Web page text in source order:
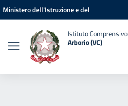
Vai ai contenuti
Vai al menu di navigazione
Vai al footer
Ministero dell'Istruzione e del
Istituto Comprensivo
Arborio (VC)